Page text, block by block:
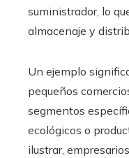
suministrador, lo
almacenaje y
Un ejemplo
pequeños
segmentos
ecológicos o
ilustrar,